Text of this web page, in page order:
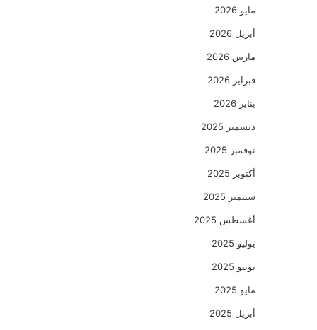
مايو 2026
أبريل 2026
مارس 2026
فبراير 2026
يناير 2026
ديسمبر 2025
نوفمبر 2025
أكتوبر 2025
سبتمبر 2025
أغسطس 2025
يوليو 2025
يونيو 2025
مايو 2025
أبريل 2025